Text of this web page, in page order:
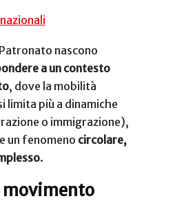
nascono
a un contesto
, dove la mobilità
limita più a dinamiche
o immigrazione),
un fenomeno circolare,
.
movimento